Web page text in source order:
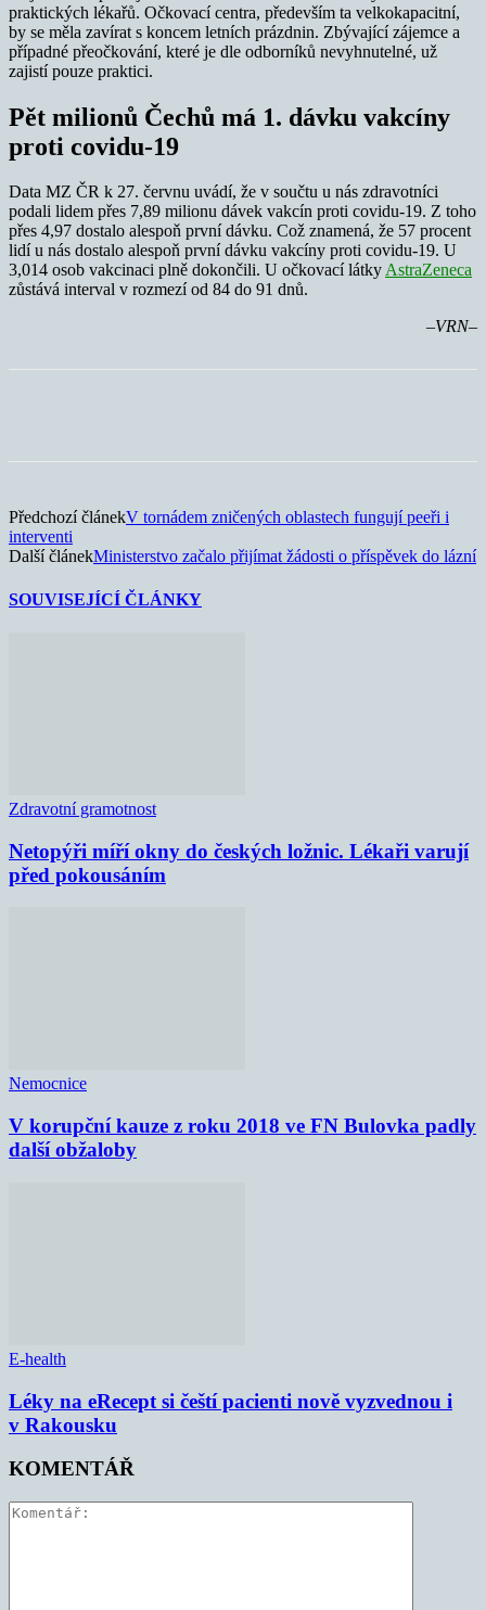
praktických lékařů. Očkovací centra, především ta velkokapacitní,
by se měla zavírat s koncem letních prázdnin. Zbývající zájemce a
případné přeočkování, které je dle odborníků nevyhnutelné, už
zajistí pouze praktici.
Pět milionů Čechů má 1. dávku vakcíny
proti covidu-19
Data MZ ČR k 27. červnu uvádí, že v součtu u nás zdravotníci
podali lidem přes 7,89 milionu dávek vakcín proti covidu-19. Z toho
přes 4,97 dostalo alespoň první dávku. Což znamená, že 57 procent
lidí u nás dostalo alespoň první dávku vakcíny proti covidu-19. U
3,014 osob vakcinaci plně dokončili. U očkovací látkyAstraZeneca
zůstává interval v rozmezí od 84 do 91 dnů.
–VRN–
Předchozí článekV tornádem zničených oblastech fungují peeři i
interventi
Další článekMinisterstvo začalo přijímat žádosti o příspěvek do lázní
SOUVISEJÍCÍ ČLÁNKY
Zdravotní gramotnost
Netopýři míří okny do českých ložnic. Lékaři varují
před pokousáním
Nemocnice
V korupční kauze z roku 2018 ve FN Bulovka padly
další obžaloby
E-health
Léky na eRecept si čeští pacienti nově vyzvednou i
v Rakousku
KOMENTÁŘ